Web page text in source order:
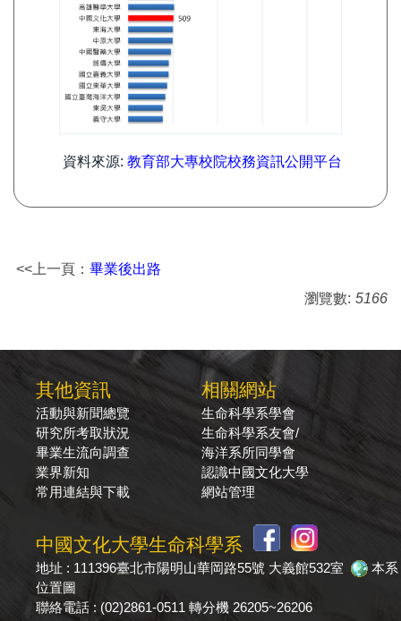
資料來源: 教育部大專校院校務資訊公開平台
<<上一頁： 畢業後出路
瀏覽數: 5166
其他資訊
活動與新聞總覽
研究所考取狀況
畢業生流向調查
業界新知
常用連結與下載
相關網站
生命科學系學會
生命科學系友會/
海洋系所同學會
認識中國文化大學
網站管理
中國文化大學生命科學系
地址 : 111396臺北市陽明山華岡路55號 大義館532室
本系
位置圖
聯絡電話 : (02)2861-0511 轉分機 26205~26206